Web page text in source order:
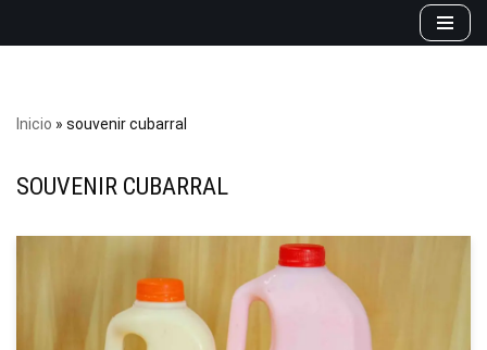
Inicio » souvenir cubarral
SOUVENIR CUBARRAL